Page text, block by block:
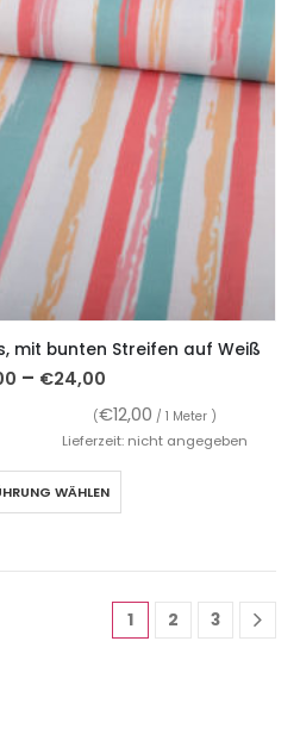
mit bunten Streifen auf Weiß
– €24,00
(€12,00 / 1 Meter )
Lieferzeit: nicht angegeben
WÄHLEN
1 2 3